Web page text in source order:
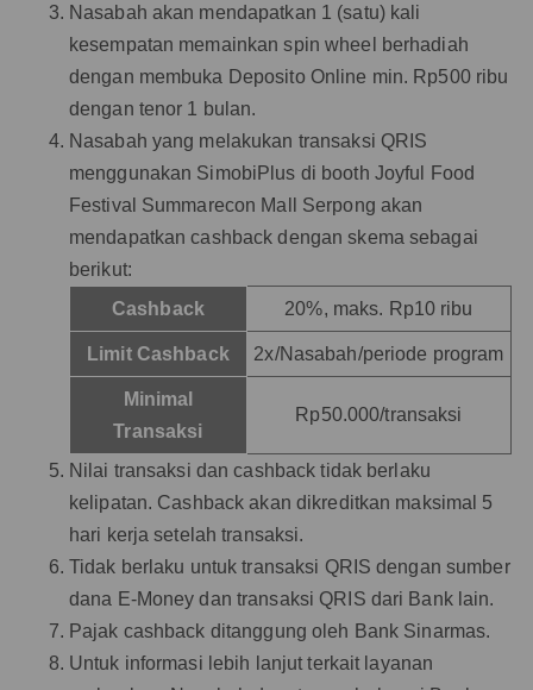
Nasabah akan mendapatkan 1 (satu) kali
kesempatan memainkan spin wheel berhadiah
dengan membuka Deposito Online min. Rp500 ribu
dengan tenor 1 bulan.
Nasabah yang melakukan transaksi QRIS
menggunakan SimobiPlus di booth Joyful Food
Festival Summarecon Mall Serpong akan
mendapatkan cashback dengan skema sebagai
berikut:
Cashback
20%, maks. Rp10 ribu
Limit Cashback 2x/Nasabah/periode program
Minimal
Transaksi
Rp50.000/transaksi
Nilai transaksi dan cashback tidak berlaku
kelipatan. Cashback akan dikreditkan maksimal 5
hari kerja setelah transaksi.
Tidak berlaku untuk transaksi QRIS dengan sumber
dana E-Money dan transaksi QRIS dari Bank lain.
Pajak cashback ditanggung oleh Bank Sinarmas.
Untuk informasi lebih lanjut terkait layanan